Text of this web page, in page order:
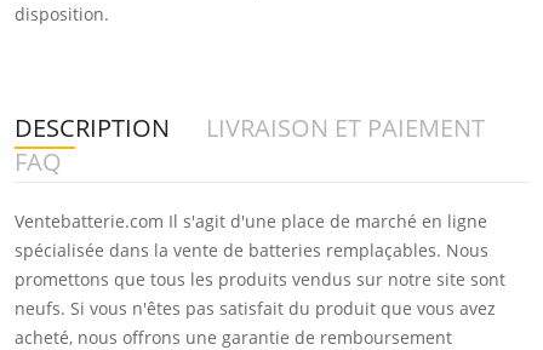
disposition.
DESCRIPTION
LIVRAISON ET PAIEMENT
FAQ
Ventebatterie.com Il s'agit d'une place de marché en ligne
spécialisée dans la vente de batteries remplaçables. Nous
promettons que tous les produits vendus sur notre site sont
neufs. Si vous n'êtes pas satisfait du produit que vous avez
acheté, nous offrons une garantie de remboursement